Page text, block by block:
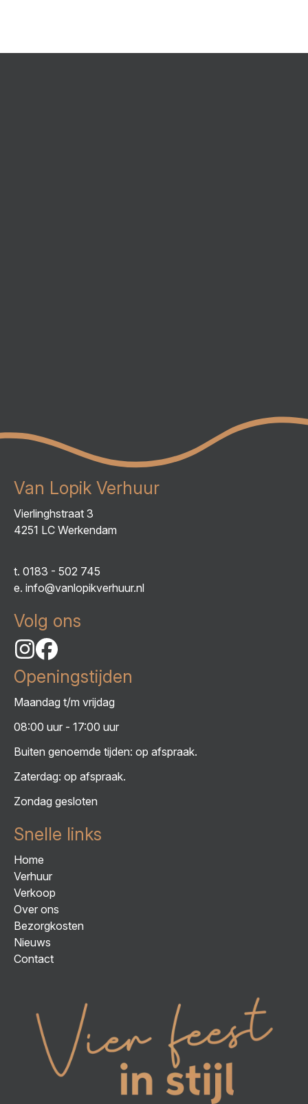
Van Lopik Verhuur
Vierlinghstraat 3
4251 LC Werkendam
t. 0183 - 502 745
e. info@vanlopikverhuur.nl
Volg ons
Openingstijden
Maandag t/m vrijdag
08:00 uur - 17:00 uur
Buiten genoemde tijden: op afspraak.
Zaterdag: op afspraak.
Zondag gesloten
Snelle links
Home
Verhuur
Verkoop
Over ons
Bezorgkosten
Nieuws
Contact